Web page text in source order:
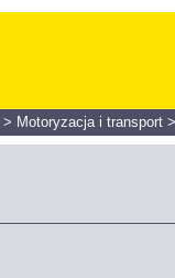
> Motoryzacja i transport